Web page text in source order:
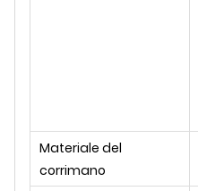
Materiale del
corrimano